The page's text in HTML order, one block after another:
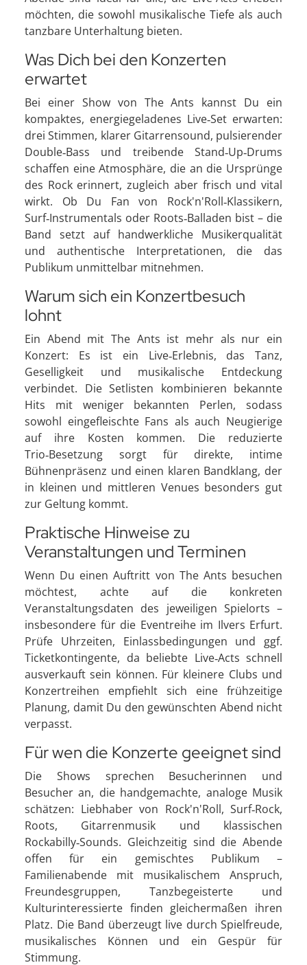
möchten, die sowohl musikalische Tiefe als auch
tanzbare Unterhaltung bieten.
Was Dich bei den Konzerten
erwartet
Bei einer Show von The Ants kannst Du ein
kompaktes, energiegeladenes Live‑Set erwarten:
drei Stimmen, klarer Gitarrensound, pulsierender
Double‑Bass und treibende Stand‑Up‑Drums
schaffen eine Atmosphäre, die an die Ursprünge
des Rock erinnert, zugleich aber frisch und vital
wirkt. Ob Du Fan von Rock'n'Roll‑Klassikern,
Surf‑Instrumentals oder Roots‑Balladen bist – die
Band setzt auf handwerkliche Musikerqualität
und authentische Interpretationen, die das
Publikum unmittelbar mitnehmen.
Warum sich ein Konzertbesuch
lohnt
Ein Abend mit The Ants ist mehr als nur ein
Konzert: Es ist ein Live‑Erlebnis, das Tanz,
Geselligkeit und musikalische Entdeckung
verbindet. Die Setlisten kombinieren bekannte
Hits mit weniger bekannten Perlen, sodass
sowohl eingefleischte Fans als auch Neugierige
auf ihre Kosten kommen. Die reduzierte
Trio‑Besetzung sorgt für direkte, intime
Bühnenpräsenz und einen klaren Bandklang, der
in kleinen und mittleren Venues besonders gut
zur Geltung kommt.
Praktische Hinweise zu
Veranstaltungen und Terminen
Wenn Du einen Auftritt von The Ants besuchen
möchtest, achte auf die konkreten
Veranstaltungsdaten des jeweiligen Spielorts –
insbesondere für die Eventreihe im Ilvers Erfurt.
Prüfe Uhrzeiten, Einlassbedingungen und ggf.
Ticketkontingente, da beliebte Live‑Acts schnell
ausverkauft sein können. Für kleinere Clubs und
Konzertreihen empfiehlt sich eine frühzeitige
Planung, damit Du den gewünschten Abend nicht
verpasst.
Für wen die Konzerte geeignet sind
Die Shows sprechen Besucherinnen und
Besucher an, die handgemachte, analoge Musik
schätzen: Liebhaber von Rock'n'Roll, Surf‑Rock,
Roots, Gitarrenmusik und klassischen
Rockabilly‑Sounds. Gleichzeitig sind die Abende
offen für ein gemischtes Publikum –
Familienabende mit musikalischem Anspruch,
Freundesgruppen, Tanzbegeisterte und
Kulturinteressierte finden gleichermaßen ihren
Platz. Die Band überzeugt live durch Spielfreude,
musikalisches Können und ein Gespür für
Stimmung.